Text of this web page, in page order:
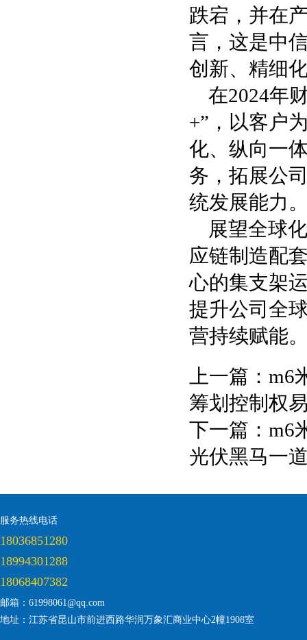
跌宕，并在
言，这是中
创新、精细
在2024年
+”，以客户
化、纵向一
务，拓展公
统发展能力
展望全球
应链制造配
心的集支架
提升公司全
营持续赋能
上一篇： m6
筹划控制权
下一篇： m6
光伏黑马一
服务热线电话
18036851280
18994301288
18068407382
邮箱：61998061@qq.com
地址：江苏省昆山市前进西路华润万象汇商业中心2幢1908室